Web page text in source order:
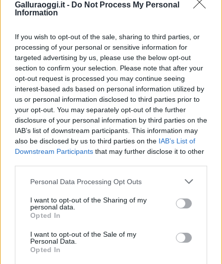
Galluraoggi.it - Do Not Process My Personal
Information
If you wish to opt-out of the sale, sharing to third parties, or
processing of your personal or sensitive information for
targeted advertising by us, please use the below opt-out
section to confirm your selection. Please note that after your
opt-out request is processed you may continue seeing
interest-based ads based on personal information utilized by
us or personal information disclosed to third parties prior to
your opt-out. You may separately opt-out of the further
disclosure of your personal information by third parties on the
IAB’s list of downstream participants. This information may
also be disclosed by us to third parties on the IAB’s List of
Downstream Participants that may further disclose it to other
Please note that this website/app uses one or more Google
not limited to your visit or usage behaviour. You may click to
grant or deny consent to Google and its third-party tags to
use your data for below specified purposes in below Google
consent section.
Personal Data Processing Opt Outs
I want to opt-out of the Sharing of my
personal data.
Opted In
I want to opt-out of the Sale of my
Personal Data.
Opted In
Ricevi le nostre ultime news
da Google News
Condividi l'articolo
F
a
ce
b
o
o
k
T
w
it
te
r
Pi
n
te
re
st
W
h
at
s
A
p
S
h
a
re
Articolo precedente
Prossimo articolo
NOTIZIE RECENTI
“Sul filo del discorso”: sold out ad Olbia per il
reading su Atzeni